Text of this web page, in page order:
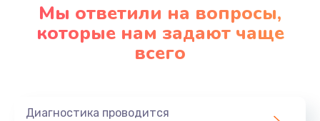
Мы ответили на вопросы,
которые нам задают чаще
всего
Диагностика проводится